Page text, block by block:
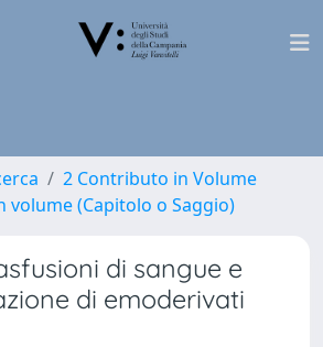
2 Contributo in Volume
volume (Capitolo o Saggio)
di sangue e
di emoderivati